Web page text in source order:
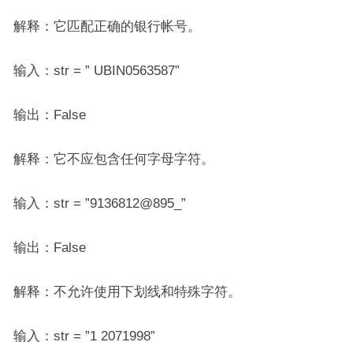
解释：它匹配正确的银行帐号。
输入：str = ” UBIN0563587”
输出：False
解释：它不应包含任何字母字符。
输入：str = ”9136812@895_”
输出：False
解释：不允许使用下划线和特殊字符。
输入：str = ”1 2071998”